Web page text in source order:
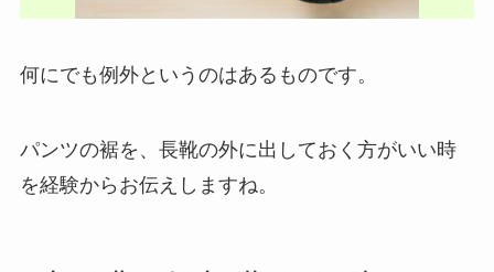
何にでも例外というのはあるものです。
パンツの裾を、長靴の外に出しておく方がいい時
を経験からお伝えしますね。